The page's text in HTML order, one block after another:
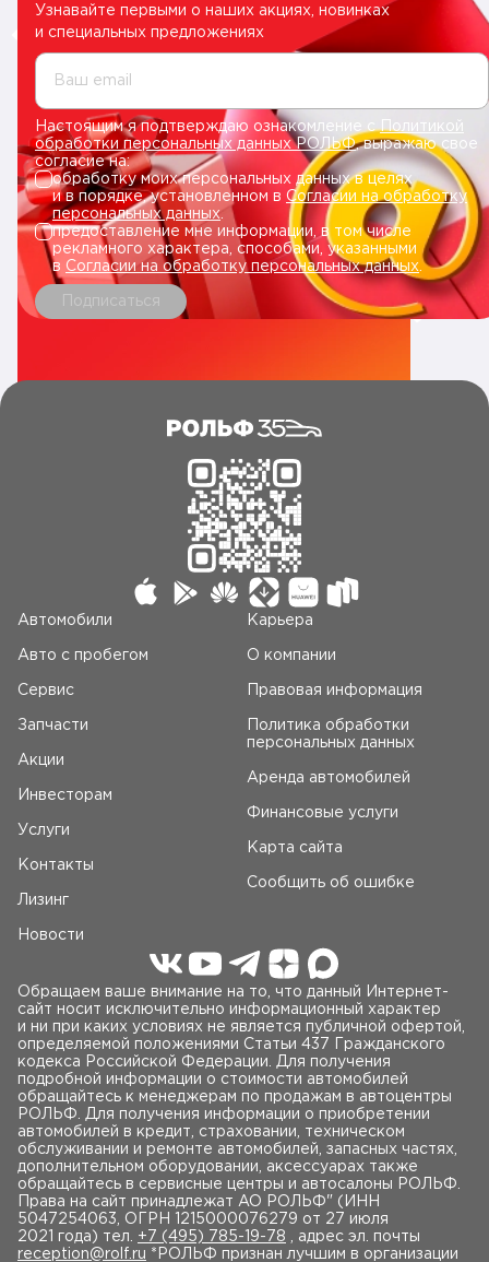
Узнавайте первыми о наших акциях, новинках
и специальных предложениях
Ваш email
Настоящим я подтверждаю ознакомление сПолитикой
обработки персональных данных РОЛЬФ, выражаю свое
согласие на:
обработку моих персональных данных в целях
и в порядке, установленном в Согласии на обработку
персональных данных.
предоставление мне информации, в том числе
рекламного характера, способами, указанными
в Согласии на обработку персональных данных
Подписаться
Автомобили
Авто c пробегом
Сервис
Запчасти
Акции
Инвесторам
Услуги
Контакты
Лизинг
Новости
Карьера
О компании
Правовая информация
Политика обработки
персональных данных
Аренда автомобилей
Финансовые услуги
Карта сайта
Сообщить об ошибке
Обращаем ваше внимание на то, что данный Интернет-
сайт носит исключительно информационный характер
и ни при каких условиях не является публичной офертой,
определяемой положениями Статьи 437 Гражданского
кодекса Российской Федерации. Для получения
подробной информации о стоимости автомобилей
обращайтесь к менеджерам по продажам в автоцентры
РОЛЬФ. Для получения информации о приобретении
автомобилей в кредит, страховании, техническом
обслуживании и ремонте автомобилей, запасных частях,
дополнительном оборудовании, аксессуарах также
обращайтесь в сервисные центры и автосалоны РОЛЬФ.
Права на сайт принадлежат AO РОЛЬФ" (ИНН
5047254063, ОГРН 1215000076279 от 27 июля
2021 года) тел. +7 (495) 785-19-78 , адрес эл. почты
reception@rolf.ru *РОЛЬФ признан лучшим в организации